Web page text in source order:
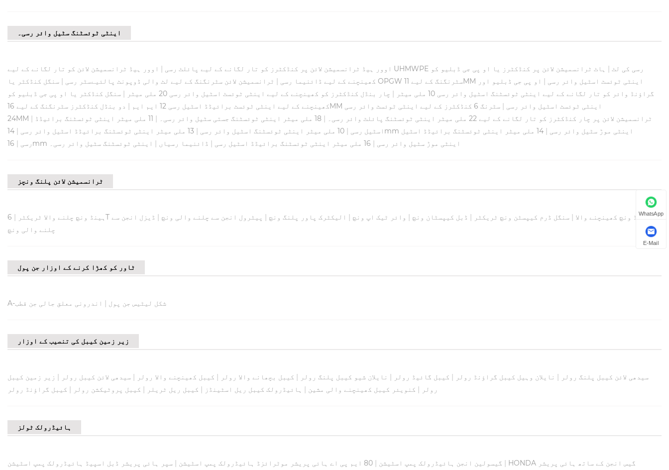
اینٹی ٹوئسٹنگ سٹیل وائر رسی۔
اوور ہیڈ ٹرانسمیشن لائن پر کنڈکٹرز کو تار لگانے کے لیے پائلٹ رسی | اوور ہیڈ ٹرانسمیشن لائن کو تار لگانے کے لیے UHMWPE رسی کی لٹ | ہاٹ ٹرانسمیشن لائن پر کنڈکٹرز یا او پی جی ڈبلیو کو
کھینچنے کے لیے ڈائنیما رسی | ٹرانسمیشن لائن سٹرنگنگ کے لیے لٹ والی ڈوپونٹ پالئیےسٹر رسی | سنگل کنڈکٹر یا OPGW سٹرنگنگ کے لیے 11MM اینٹی ٹوئسٹ اسٹیل وائر رسی | او پی جی ڈبلیو اور
گراؤنڈ وائر کو تار لگانے کے لیے اینٹی ٹوئسٹنگ اسٹیل وائر رسی 10 ملی میٹر
| چار بنڈل کنڈکٹرز کو کھینچنے کے لیے اینٹی ٹوئسٹ اسٹیل وائر رسی 20 ملی میٹر | سنگل کنڈکٹر یا او پی جی ڈبلیو کو
کھینچنے کے لیے اینٹی ٹوئسٹ برائیڈڈ اسٹیل رسی 12 ایم ایم
| دو بنڈل کنڈکٹرز سٹرنگنگ کے لیے 16MM اینٹی ٹوئسٹ اسٹیل وائر رسی |
سٹرنگ 6 کنڈکٹرز کے لیے اینٹی ٹوئسٹ وائر رسی
24MM | ٹرانسمیشن لائن پر چار کنڈکٹرز کو تار لگانے کے لیے 22 ملی میٹر اینٹی ٹوئسٹنگ پائلٹ وائر رسی۔ | 18 ملی میٹر اینٹی ٹوئسٹنگ جستی سٹیل وائر رسی۔ |
11 ملی میٹر اینٹی ٹوئسٹنگ برائیڈڈ
اسٹیل رسی | 10 ملی میٹر اینٹی ٹوئسٹنگ اسٹیل وائر رسی | 13 ملی میٹر اینٹی ٹوئسٹنگ برائیڈڈ اسٹیل وائر رسی | 14mm اینٹی موڑ سٹیل وائر رسی |
14 ملی میٹر اینٹی ٹوئسٹنگ برائیڈڈ اسٹیل
رسی | 16mm اینٹی موڑ سٹیل وائر رسی | 16 ملی میٹر اینٹی ٹوئسٹنگ برائیڈڈ اسٹیل رسی | ڈائنیما رسیاں | اینٹی ٹوئسٹنگ سٹیل وائر رسی۔
ٹرانسمیشن لائن پلنگ ونچز
ہینڈ ونچ چلنے والا ٹریکٹر | 6T ہینڈ ونچ کھینچنے والا | سنگل ڈرم کیپسٹن ونچ ٹریکٹر | ڈبل کیپسٹان ونچ | وائر ٹیک اپ ونچ | الیکٹرک پاور پلنگ ونچ | پیٹرول انجن سے چلنے والی ونچ | ڈیزل انجن سے
چلنے والی ونچ
ٹاور کو کھڑا کرنے کے اوزار جن پول
A-شکل لیٹیس جن پول | اندرونی معلق جالی جن قطب
زیر زمین کیبل کی تنصیب کے اوزار
سیدھی لائن کیبل پلنگ رولر | نایلان وہیل کیبل گراؤنڈ رولر | کیبل گائیڈ رولر | نایلان شیو کیبل پلنگ رولر | کیبل بچھانے والا رولر | کیبل کھینچنے والا رولر | سیدھی لائن کیبل رولر | زیر زمین کیبل
رولر | کنویئر کیبل کھینچنے والی مشین | ہائیڈرولک کیبل ریل اسٹینڈز | کیبل ریل ٹریلر | کیبل پروٹیکشن رولر | کیبل گراؤنڈ رولر
ہائیڈرولک ٹولز
گیسولین انجن ہائیڈرولک پمپ اسٹیشن | 80 ایم پی اے ہائی پریشر موٹرائزڈ ہائیڈرولک پمپ اسٹیشن | سپر ہائی پریشر ڈبل اسپیڈ ہائیڈرولک پمپ اسٹیشن | HONDA گیس انجن کے ساتھ ہائی پریشر
WhatsApp
E-Mail